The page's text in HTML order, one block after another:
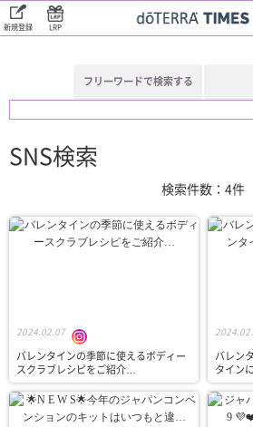
LRP
新規登録
フリーワードで検索する
SNS検索
検索件数：4件
2024.02.07
バレンタインの季節に使える⁠ボディー
スクラブレシピを⁠ご紹介…
バレン
タイン